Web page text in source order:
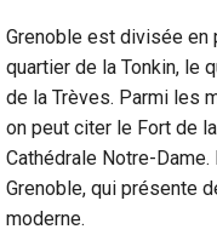
Grenoble est divisée
quartier de la Tonkin, le
de la Trèves. Parmi les
on peut citer le Fort de
Cathédrale Notre-
Grenoble, qui présente
moderne.